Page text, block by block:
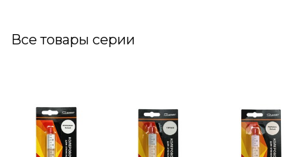
Все товары серии